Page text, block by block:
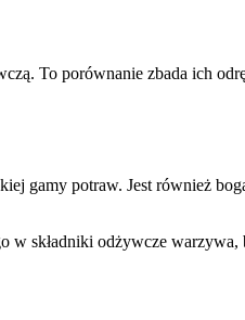
To porównanie zbada ich
gamy potraw. Jest również
w składniki odżywcze warzywa,